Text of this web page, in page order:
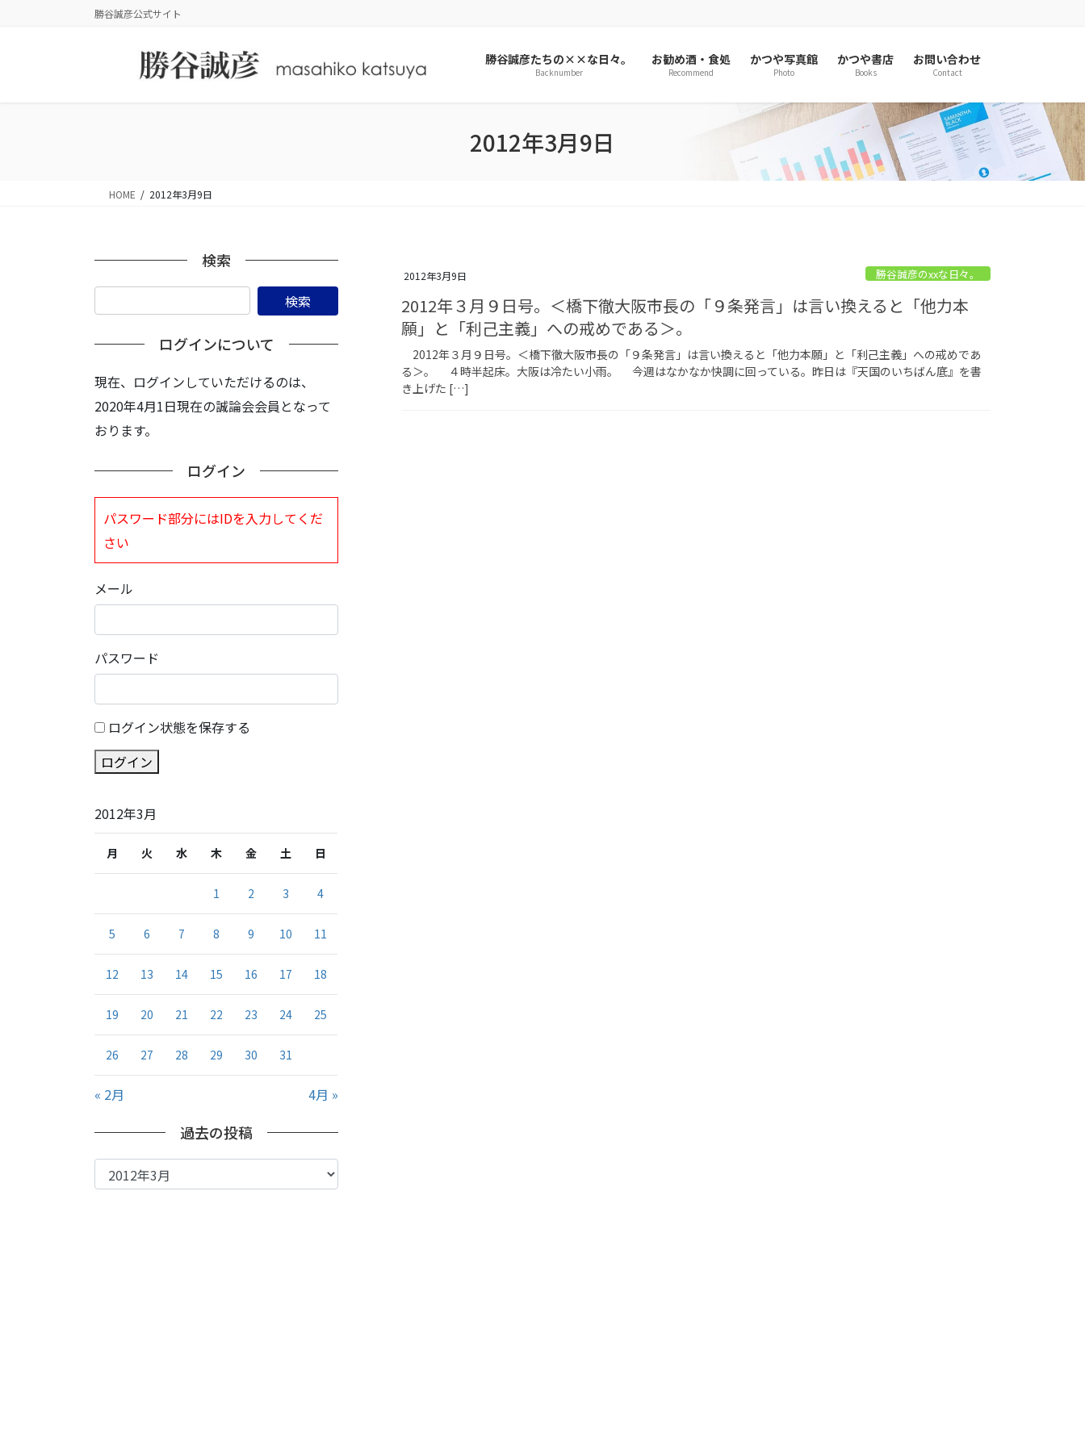
勝谷誠彦公式サイト
勝谷誠彦たちの××な日々。
Backnumber
お勧め酒・食処
Recommend
かつや写真館
Photo
かつや書店
Books
お問い合わせ
Contact
2012年3月9日
HOME 2012年3月9日
2012年3月9日 勝谷誠彦のxxな日々。
2012年３月９日号。＜橋下徹大阪市長の「９条発言」は言い換えると「他力本
願」と「利己主義」への戒めである＞。
2012年３月９日号。＜橋下徹大阪市長の「９条発言」は言い換えると「他力本願」と「利己主義」への戒めであ
る＞。 ４時半起床。大阪は冷たい小雨。 今週はなかなか快調に回っている。昨日は『天国のいちばん底』を書
き上げた […]
検索
ログインについて
現在、ログインしていただけるのは、
2020年4月1日現在の誠論会会員となって
おります。
ログイン
パスワード部分にはIDを入力してくだ
さい
メール
パスワード
ログイン状態を保存する
ログイン
2012年3月
月 火 水 木 金 土 日
1 2 3 4
5 6 7 8 9 10 11
12 13 14 15 16 17 18
19 20 21 22 23 24 25
26 27 28 29 30 31
« 2月 4月 »
過去の投稿
過
去